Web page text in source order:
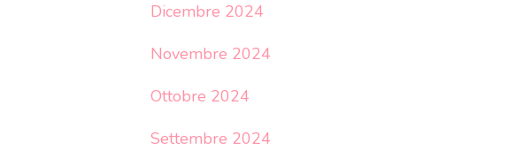
Dicembre 2024
Novembre 2024
Ottobre 2024
Settembre 2024